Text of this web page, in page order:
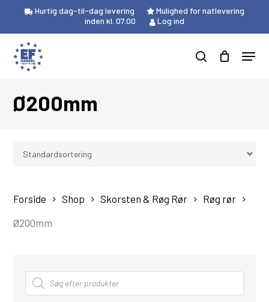
main
content
Hurtig dag-til-dag levering
Mulighed for natlevering
inden kl. 07.00
Log ind
Products
search
search
Menu
Cart
Ø200mm
Forside Shop Skorsten & Røg Rør
Røg rør
Ø200mm
Products
search